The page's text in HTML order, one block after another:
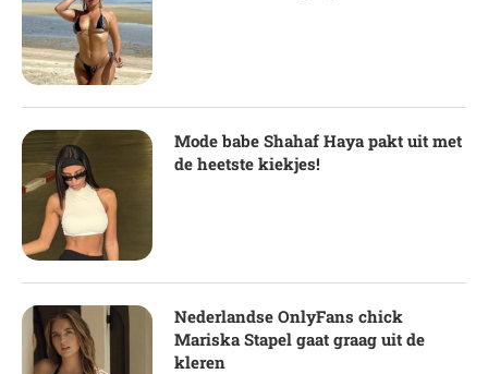
Mode babe Shahaf Haya pakt uit met
de heetste kiekjes!
Nederlandse OnlyFans chick
Mariska Stapel gaat graag uit de
kleren